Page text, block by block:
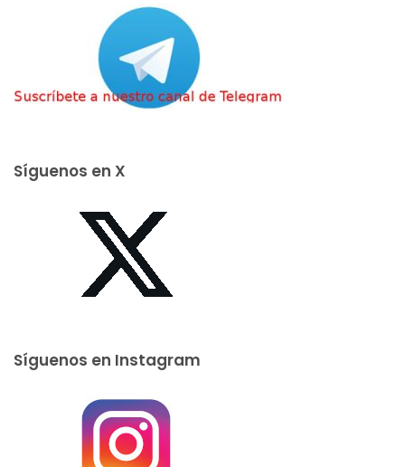
Síguenos en X
Síguenos en Instagram